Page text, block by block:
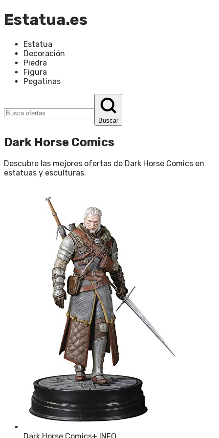
Estatua.es
Estatua
Decoración
Piedra
Figura
Pegatinas
Buscar
Dark Horse Comics
Descubre las mejores ofertas de Dark Horse Comics en
estatuas y esculturas.
Dark Horse Comics+ INFO